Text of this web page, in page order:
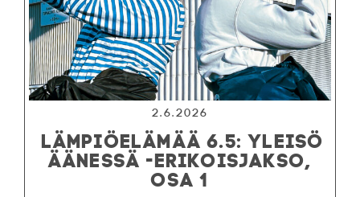
2.6.2026
LÄMPIÖELÄMÄÄ 6.5: YLEISÖ
ÄÄNESSÄ -ERIKOISJAKSO,
OSA 1